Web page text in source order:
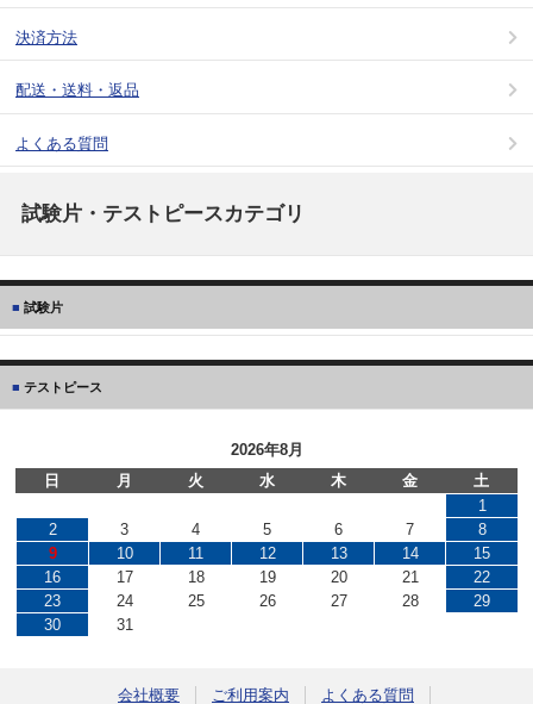
決済方法
配送・送料・返品
よくある質問
試験片・テストピースカテゴリ
試験片
テストピース
2026年8月
日
月 火 水 木 金
土
1
2
3 4 5 6 7
8
9
10 11 12 13 14
15
16
17 18 19 20 21
22
23
24 25 26 27 28
29
30
31
会社概要 ご利用案内 よくある質問